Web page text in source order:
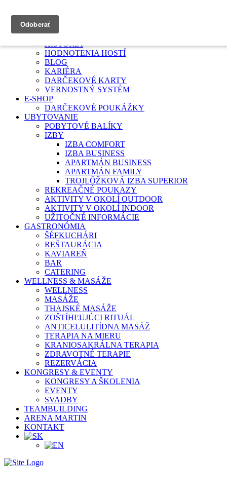
HOTEL TURIEC
PODUJATIA
HISTÓRIA
HODNOTENIA HOSTÍ
BLOG
KARIÉRA
DARČEKOVÉ KARTY
VERNOSTNÝ SYSTÉM
E-SHOP
DARČEKOVÉ POUKÁŽKY
UBYTOVANIE
POBYTOVÉ BALÍKY
IZBY
IZBA COMFORT
IZBA BUSINESS
APARTMÁN BUSINESS
APARTMÁN FAMILY
TROJLÔŽKOVÁ IZBA SUPERIOR
REKREAČNÉ POUKAZY
AKTIVITY V OKOLÍ OUTDOOR
AKTIVITY V OKOLÍ INDOOR
UŽITOČNÉ INFORMÁCIE
GASTRONÓMIA
ŠÉFKUCHÁRI
REŠTAURÁCIA
KAVIAREŇ
BAR
CATERING
WELLNESS & MASÁŽE
WELLNESS
MASÁŽE
THAJSKÉ MASÁŽE
ZOŠTÍHĽUJÚCI RITUÁL
ANTICELULITÍDNA MASÁŽ
TERAPIA NA MIERU
KRANIOSAKRÁLNA TERAPIA
ZDRAVOTNÉ TERAPIE
REZERVÁCIA
KONGRESY & EVENTY
KONGRESY A ŠKOLENIA
EVENTY
SVADBY
TEAMBUILDING
ARENA MARTIN
KONTAKT